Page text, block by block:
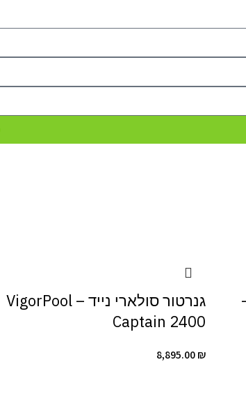
גנרטור סולארי נייד – VigorPool
Captain 2400
8,895.00₪